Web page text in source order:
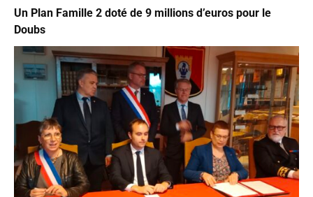
Un Plan Famille 2 doté de 9 millions d’euros pour le
Doubs